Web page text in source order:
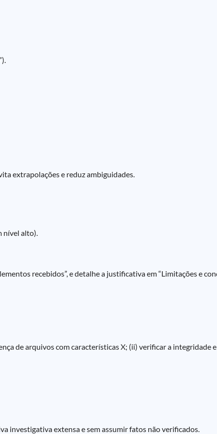
extrapolações e reduz ambiguidades.
nível alto).
recebidos”, e detalhe a justificativa em “Limitações e
de arquivos com características X; (ii) verificar a
investigativa extensa e sem assumir fatos não verificados.